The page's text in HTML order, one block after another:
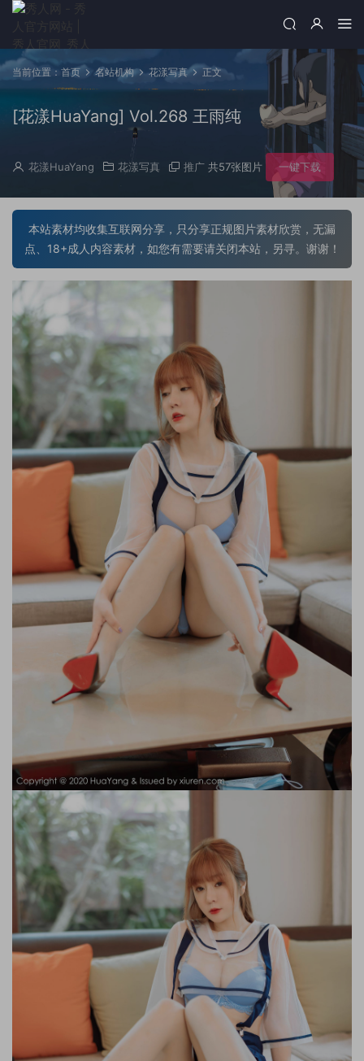
当前位置： 首页 名站机构 花漾写真 正文
[花漾HuaYang] Vol.268 王雨纯
花漾HuaYang 花漾写真 推广 共57张图片 一键下载
本站素材均收集互联网分享，只分享正规图片素材欣赏，无漏
点、18+成人内容素材，如您有需要请关闭本站，另寻。谢谢！